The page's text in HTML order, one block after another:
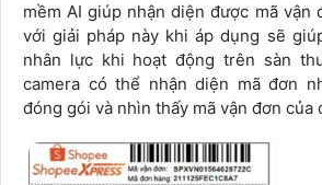
mềm AI giúp nhận diện được mã vận
với giải pháp này khi áp dụng sẽ
nhân lực khi hoạt động trên sàn
camera có thể nhận diện mã đơn
đóng gói và nhìn thấy mã vận đơn của